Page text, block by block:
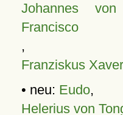
Johannes
Francisco
,
Franziskus
• neu: Eudo,
Helerius von